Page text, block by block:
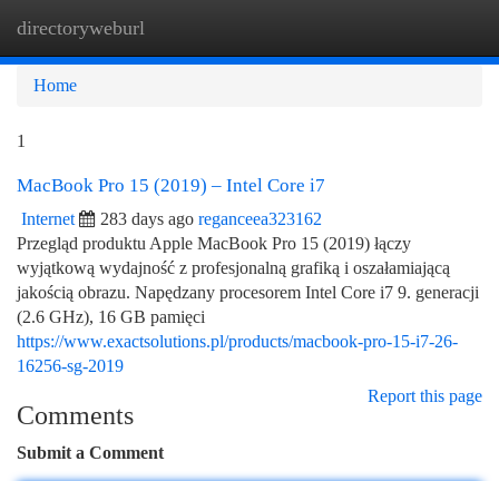
directoryweburl
Home
1
MacBook Pro 15 (2019) – Intel Core i7
Internet 283 days ago reganceea323162
Przegląd produktu Apple MacBook Pro 15 (2019) łączy
wyjątkową wydajność z profesjonalną grafiką i oszałamiającą
jakością obrazu. Napędzany procesorem Intel Core i7 9. generacji
(2.6 GHz), 16 GB pamięci
https://www.exactsolutions.pl/products/macbook-pro-15-i7-26-
16256-sg-2019
Report this page
Comments
Submit a Comment